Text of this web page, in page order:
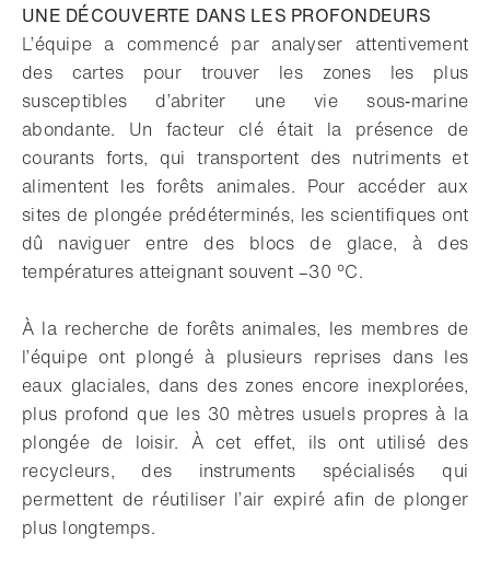
UNE DÉCOUVERTE DANS LES PROFONDEURS
L’équipe a commencé par analyser attentivement
des cartes pour trouver les zones les plus
susceptibles d’abriter une vie sous‑marine
abondante. Un facteur clé était la présence de
courants forts, qui transportent des nutriments et
alimentent les forêts animales. Pour accéder aux
sites de plongée prédéterminés, les scientifiques ont
dû naviguer entre des blocs de glace, à des
températures atteignant souvent –30 °C.
À la recherche de forêts animales, les membres de
l’équipe ont plongé à plusieurs reprises dans les
eaux glaciales, dans des zones encore inexplorées,
plus profond que les 30 mètres usuels propres à la
plongée de loisir. À cet effet, ils ont utilisé des
recycleurs, des instruments spécialisés qui
permettent de réutiliser l’air expiré afin de plonger
plus longtemps.